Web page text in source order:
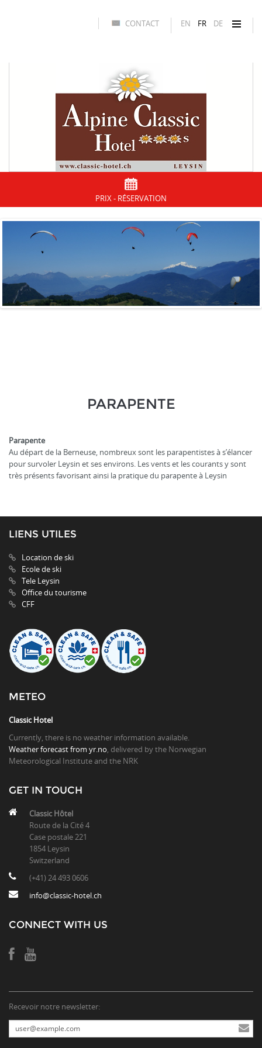
EN FR DE
CONTACT
PRIX - RÉSERVATION
PARAPENTE
Parapente
Au départ de la Berneuse, nombreux sont les parapentistes à s’élancer
pour survoler Leysin et ses environs. Les vents et les courants y sont
très présents favorisant ainsi la pratique du parapente à Leysin
LIENS UTILES
Location de ski
Ecole de ski
Tele Leysin
Office du tourisme
CFF
METEO
Classic Hotel
Currently, there is no weather information available.
Weather forecast from yr.no , delivered by the Norwegian
Meteorological Institute and the NRK
GET IN TOUCH
Classic Hôtel
Route de la Cité 4
Case postale 221
1854 Leysin
Switzerland
(+41) 24 493 0606
info@classic-hotel.ch
CONNECT WITH US
Recevoir notre newsletter: